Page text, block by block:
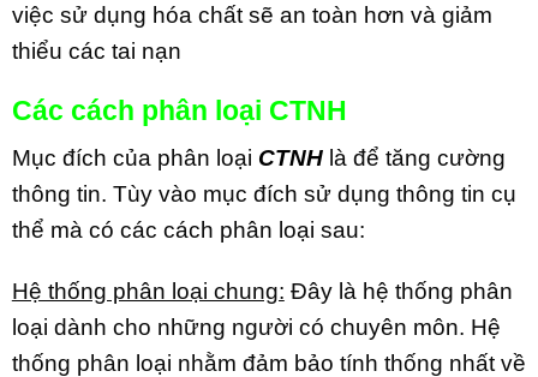
việc sử dụng hóa chất sẽ an toàn hơn và giảm
thiểu các tai nạn
Các cách phân loại CTNH
Mục đích của phân loại CTNHlà để tăng cường
thông tin. Tùy vào mục đích sử dụng thông tin cụ
thể mà có các cách phân loại sau:
Hệ thống phân loại chung: Đây là hệ thống phân
loại dành cho những người có chuyên môn. Hệ
thống phân loại nhằm đảm bảo tính thống nhất về